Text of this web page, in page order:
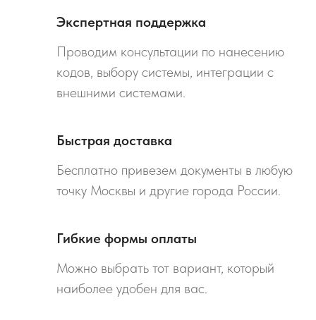
Экспертная поддержка
Проводим консультации по нанесению
кодов, выбору системы, интеграции с
внешними системами.
Быстрая доставка
Бесплатно привезем документы в любую
точку Москвы и другие города России.
Гибкие формы оплаты
Можно выбрать тот вариант, который
наиболее удобен для вас.